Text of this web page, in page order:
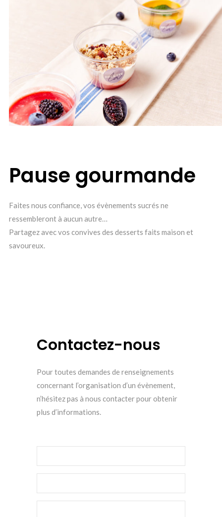
Pause gourmande
Faites nous confiance, vos évènements sucrés ne
ressembleront à aucun autre…
Partagez avec vos convives des desserts faits maison et
savoureux.
Contactez-nous
Pour toutes demandes de renseignements
concernant l’organisation d’un évènement,
n’hésitez pas à nous contacter pour obtenir
plus d’informations.